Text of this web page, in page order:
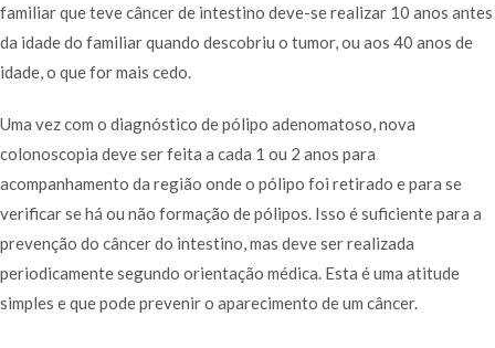
familiar que teve câncer de intestino deve-se realizar 10 anos antes
da idade do familiar quando descobriu o tumor, ou aos 40 anos de
idade, o que for mais cedo.
Uma vez com o diagnóstico de pólipo adenomatoso, nova
colonoscopia deve ser feita a cada 1 ou 2 anos para
acompanhamento da região onde o pólipo foi retirado e para se
verificar se há ou não formação de pólipos. Isso é suficiente para a
prevenção do câncer do intestino, mas deve ser realizada
periodicamente segundo orientação médica. Esta é uma atitude
simples e que pode prevenir o aparecimento de um câncer.